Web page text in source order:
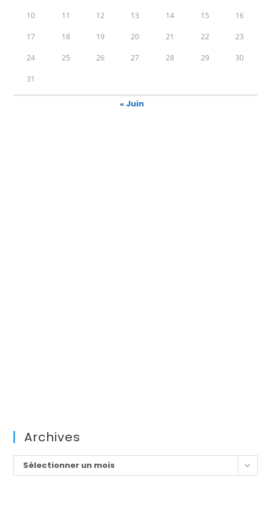
10 11 12 13 14 15 16
17 18 19 20 21 22 23
24 25 26 27 28 29 30
31
« Juin
Archives
Archives
Sélectionner un mois